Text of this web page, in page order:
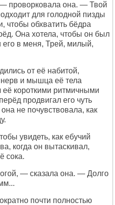
проворковала она. — Твой
для голодной пизды
обхватить бёдра
Она хотела, чтобы он был
в меня, Трей, милый,
от её набитой,
и мышца её тела
короткими ритмичными
продвигал его чуть
не почувствовала, как
увидеть, как ебучий
когда он вытаскивал,
сока.
— сказала она. — Долго
почти полностью